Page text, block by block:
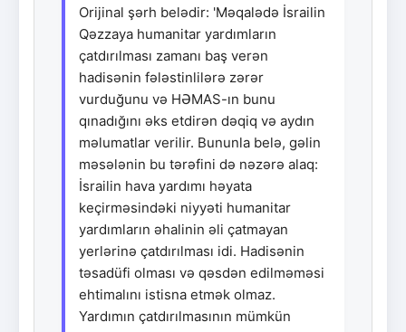
Orijinal şərh belədir: 'Məqalədə İsrailin
Qəzzaya humanitar yardımların
çatdırılması zamanı baş verən
hadisənin fələstinlilərə zərər
vurduğunu və HƏMAS-ın bunu
qınadığını əks etdirən dəqiq və aydın
məlumatlar verilir. Bununla belə, gəlin
məsələnin bu tərəfini də nəzərə alaq:
İsrailin hava yardımı həyata
keçirməsindəki niyyəti humanitar
yardımların əhalinin əli çatmayan
yerlərinə çatdırılması idi. Hadisənin
təsadüfi olması və qəsdən edilməməsi
ehtimalını istisna etmək olmaz.
Yardımın çatdırılmasının mümkün